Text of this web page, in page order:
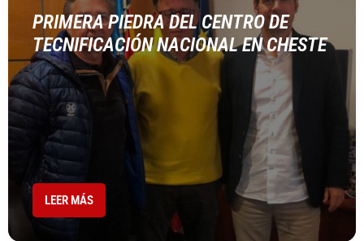
PRIMERA PIEDRA DEL CENTRO DE
TECNIFICACIÓN NACIONAL EN CHESTE
LEER MÁS